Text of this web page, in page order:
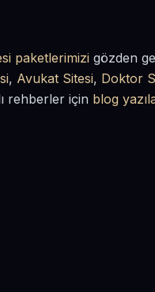
paketlerimizi gözden
, Avukat Sitesi, Doktor
rehberler için blog